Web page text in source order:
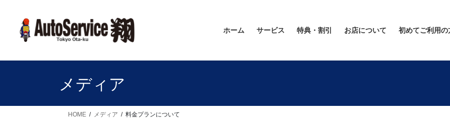
ホーム サービス 特典・割引 お店について 初めてご利用の
メディア
HOME メディア 料金プランについて